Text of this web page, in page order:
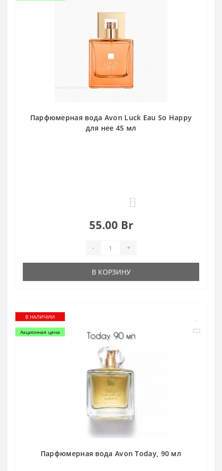
Парфюмерная вода Avon Luck Eau So Happy
для нее 45 мл
55.00 Br
- +
В КОРЗИНУ
В НАЛИЧИИ
Акционная цена
Парфюмерная вода Avon Today, 90 мл